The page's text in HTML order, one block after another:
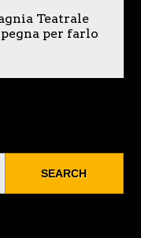
Teatrale
per farlo